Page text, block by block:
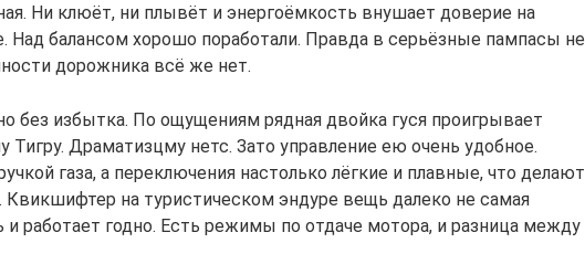
Ни клюёт, ни плывёт и энергоёмкость внушает доверие на
Над балансом хорошо поработали. Правда в серьёзные пампасы не
дорожника всё же нет.
без избытка. По ощущениям рядная двойка гуся проигрывает
Тигру. Драматизцму нетс. Зато управление ею очень удобное.
газа, а переключения настолько лёгкие и плавные, что делают
Квикшифтер на туристическом эндуре вещь далеко не самая
и работает годно. Есть режимы по отдаче мотора, и разница между